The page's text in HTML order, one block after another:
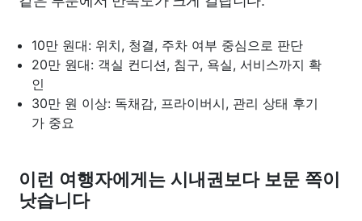
10만 원대: 위치, 청결, 주차 여부 중심으로 판단
20만 원대: 객실 컨디션, 침구, 욕실, 서비스까지 확
인
30만 원 이상: 독채감, 프라이버시, 관리 상태 후기
가 중요
이런 여행자에게는 시내권보다 보문 쪽이
낫습니다